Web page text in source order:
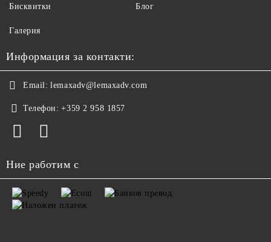
Бисквитки Блог
Галерия
Информация за контакти:
Email: lemaxadv@lemaxadv.com
Телефон: +359 2 958 1857
Ние работим с